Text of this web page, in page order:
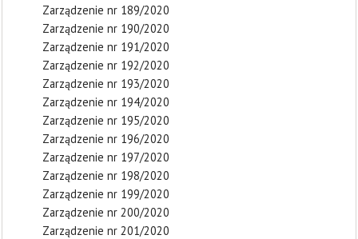
Zarządzenie nr 189/2020
Zarządzenie nr 190/2020
Zarządzenie nr 191/2020
Zarządzenie nr 192/2020
Zarządzenie nr 193/2020
Zarządzenie nr 194/2020
Zarządzenie nr 195/2020
Zarządzenie nr 196/2020
Zarządzenie nr 197/2020
Zarządzenie nr 198/2020
Zarządzenie nr 199/2020
Zarządzenie nr 200/2020
Zarządzenie nr 201/2020